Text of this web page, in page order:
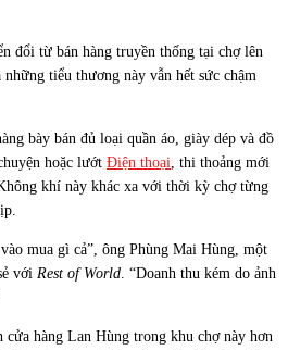
đổi từ bán hàng truyền thống tại chợ lên
tiểu thương này vẫn hết sức chậm
bày bán đủ loại quần áo, giày dép và đồ
hoặc lướt Điện thoại , thi thoảng mới
khí này khác xa với thời kỳ chợ từng
mua gì cả”, ông Phùng Mai Hùng, một
với Rest of World . “Doanh thu kém do ảnh
hàng Lan Hùng trong khu chợ này hơn